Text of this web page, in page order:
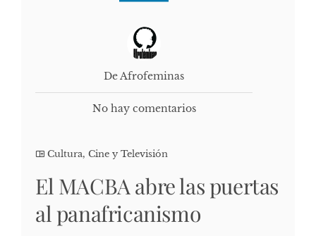
De Afrofeminas
No hay comentarios
Cultura, Cine y Televisión
El MACBA abre las puertas
al panafricanismo